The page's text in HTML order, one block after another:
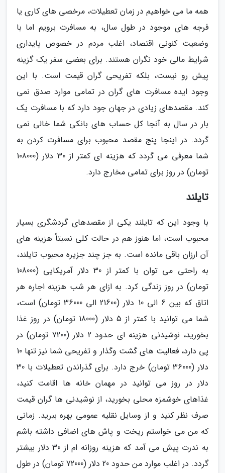
همه ما می خواهیم در زمان تعطیلات، مرخصی های کاری یا
فرجه های موجود در طول سال، به مسافرت برویم اما با
وضعیت کنونی اقتصاد، اغلب مردم در خصوص پایداری
شرایط مالی خود نگران هستند. برای بعضی سفر یک گزینه
پیش رو نیست، بلکه تفریحی گران قیمت است. با این
وجود ایده مسافرت های گران در تمامی موارد صدق نمی
کند. مقصدهای زیادی در جهان جود دارد که با مسافرت یک
بار در سال به آنجا کل حساب های بانکی شما خالی نمی
گردد. در اینجا پنج مقصد محبوب برای مسافرت کردن به
شما معرفی می گردد که هزینه ای کمتر از 30 دلار (108000
تومان) در روز برای تمامی مخارج دارد.
تایلند
با وجود این که تایلند یکی از مقصدهای گردشگری بسیار
محبوب است، اما هنوز هم در حالت کلی نسبتاً هزینه های
آن ارزان باقی مانده است. به جز چند جزیره محبوب تایلند،
به راحتی می توان با کمتر از 30 دلار آمریکایی (108000
تومان) در روز زندگی کرد. به ازای هر شب هزینه اجاره هر
اتاق که بین 6 الی 10 دلار (21600 الی 36000 تومان) است،
شما می توانید با کمتر از 5 دلار (18000 تومان) در روز غذا
بخورید، نوشیدنی هزینه ای حدود 2 دلار (7200 تومان) در
پی دارد، فعالیت های گشت وگذار و تفریحی شما نیز تنها 10
دلار (36000 تومان) خرج دارد. برای گذراندن تعطیلات با 30
دلار در روز می توانید در مهمان خانه ها اقامت کنید،
غذاهای خوشمزه محلی بخورید، از نوشیدنی ها گران قیمت
صرف نظر کنید و از وسایل نقلیه عمومی بهره ببرید. زمانی
که من می خواستم ریخت و پاش های اضافی داشته باشم
به ندرت پیش می آمد که هزینه روزانه ام از 30 دلار بیشتر
گردد. در اغلب موارد من حدود 20 دلار (72000 تومان) در طول